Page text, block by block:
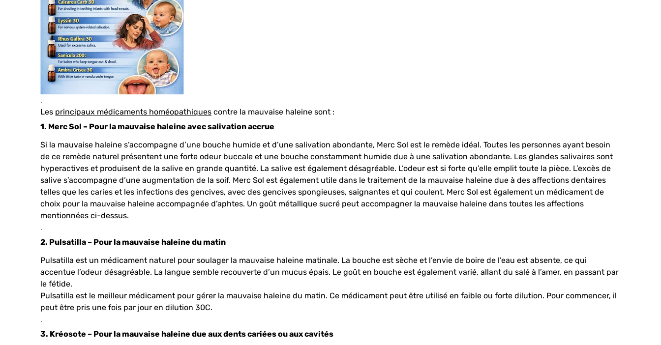
.
Les principaux médicaments homéopathiques contre la mauvaise haleine sont :
1. Merc Sol – Pour la mauvaise haleine avec salivation accrue
Si la mauvaise haleine s’accompagne d’une bouche humide et d’une salivation abondante, Merc Sol est le remède idéal. Toutes les personnes ayant besoin
de ce remède naturel présentent une forte odeur buccale et une bouche constamment humide due à une salivation abondante. Les glandes salivaires sont
hyperactives et produisent de la salive en grande quantité. La salive est également désagréable. L’odeur est si forte qu’elle emplit toute la pièce. L’excès de
salive s’accompagne d’une augmentation de la soif. Merc Sol est également utile dans le traitement de la mauvaise haleine due à des affections dentaires
telles que les caries et les infections des gencives, avec des gencives spongieuses, saignantes et qui coulent. Merc Sol est également un médicament de
choix pour la mauvaise haleine accompagnée d’aphtes. Un goût métallique sucré peut accompagner la mauvaise haleine dans toutes les affections
mentionnées ci-dessus.
.
2. Pulsatilla – Pour la mauvaise haleine du matin
Pulsatilla est un médicament naturel pour soulager la mauvaise haleine matinale. La bouche est sèche et l’envie de boire de l’eau est absente, ce qui
accentue l’odeur désagréable. La langue semble recouverte d’un mucus épais. Le goût en bouche est également varié, allant du salé à l’amer, en passant par
le fétide.
Pulsatilla est le meilleur médicament pour gérer la mauvaise haleine du matin. Ce médicament peut être utilisé en faible ou forte dilution. Pour commencer, il
peut être pris une fois par jour en dilution 30C.
.
3. Kréosote – Pour la mauvaise haleine due aux dents cariées ou aux cavités